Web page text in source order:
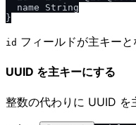
  name String
id フィールドが主キーと
UUID を主キーにする
整数の代わりに UUID を